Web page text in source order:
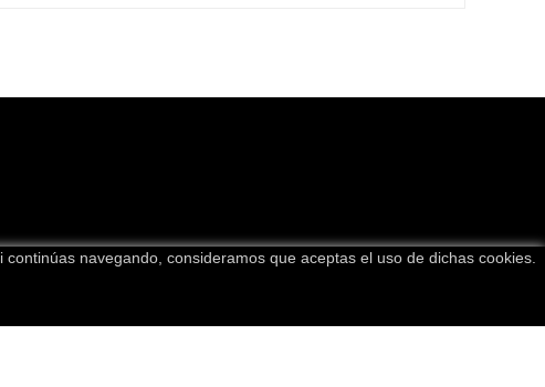
navegando, consideramos que aceptas el uso de dichas cookies.